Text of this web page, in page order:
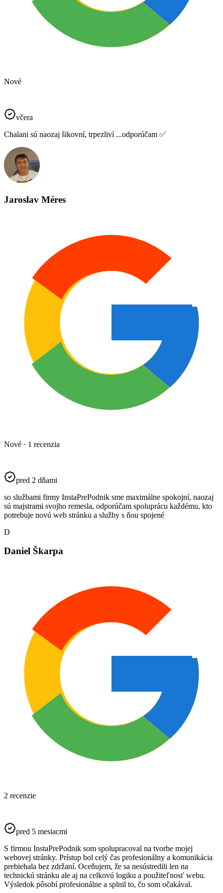
Nové
včera
Chalani sú naozaj šikovní, trpezliví ...odporúčam ✅️
Jaroslav Méres
Nové · 1 recenzia
pred 2 dňami
so službami firmy InstaPrePodnik sme maximálne spokojní, naozaj
sú majstrami svojho remesla, odporúčam spoluprácu každému, kto
potrebuje novú web stránku a služby s ňou spojené
D
Daniel Škarpa
2 recenzie
pred 5 mesiacmi
S firmou InstaPrePodnik som spolupracoval na tvorbe mojej
webovej stránky. Prístup bol celý čas profesionálny a komunikácia
prebiehala bez zdržaní. Oceňujem, že sa nesústredili len na
technickú stránku ale aj na celkovú logiku a použiteľnosť webu.
Výsledok pôsobí profesionálne a splnil to, čo som očakával.